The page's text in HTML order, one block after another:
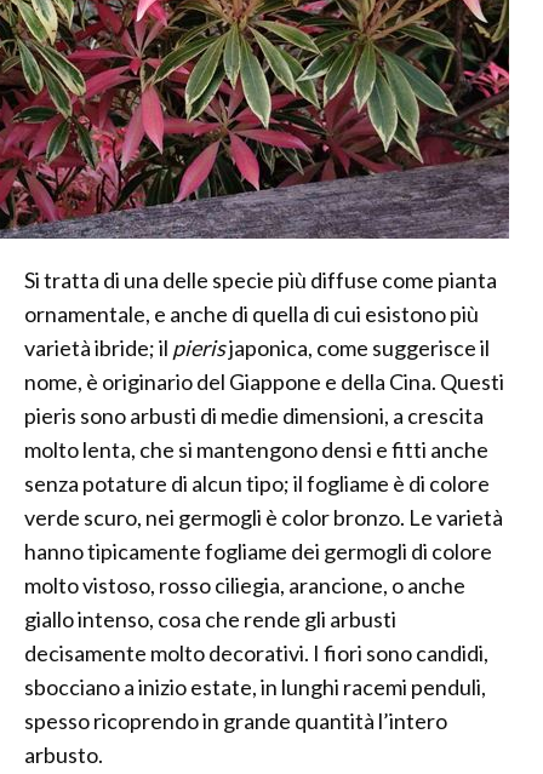
Si tratta di una delle specie più diffuse come pianta
ornamentale, e anche di quella di cui esistono più
varietà ibride; il pierisjaponica, come suggerisce il
nome, è originario del Giappone e della Cina. Questi
pieris sono arbusti di medie dimensioni, a crescita
molto lenta, che si mantengono densi e fitti anche
senza potature di alcun tipo; il fogliame è di colore
verde scuro, nei germogli è color bronzo. Le varietà
hanno tipicamente fogliame dei germogli di colore
molto vistoso, rosso ciliegia, arancione, o anche
giallo intenso, cosa che rende gli arbusti
decisamente molto decorativi. I fiori sono candidi,
sbocciano a inizio estate, in lunghi racemi penduli,
spesso ricoprendo in grande quantità l’intero
arbusto.